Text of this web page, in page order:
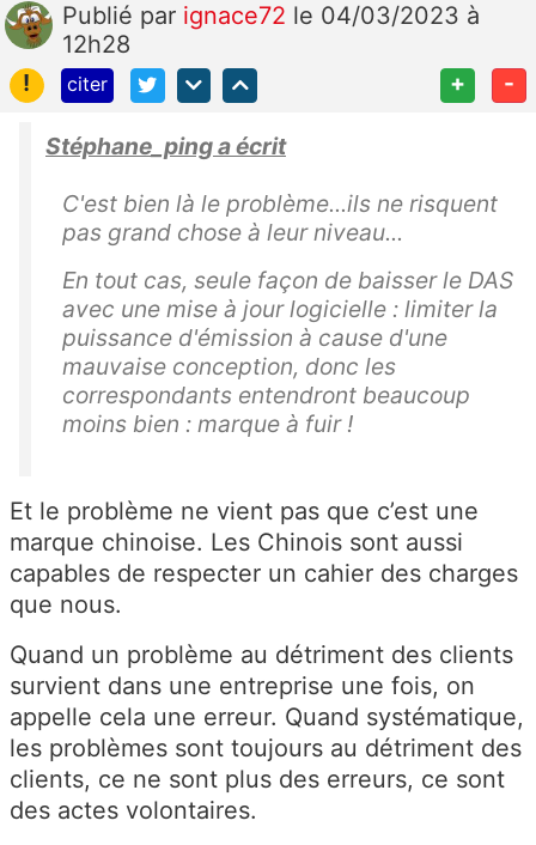
Publié par ignace72 le 04/03/2023 à
12h28
!
citer + -
Stéphane_ping a écrit
C'est bien là le problème...ils ne risquent
pas grand chose à leur niveau...
En tout cas, seule façon de baisser le DAS
avec une mise à jour logicielle : limiter la
puissance d'émission à cause d'une
mauvaise conception, donc les
correspondants entendront beaucoup
moins bien : marque à fuir !
Et le problème ne vient pas que c’est une
marque chinoise. Les Chinois sont aussi
capables de respecter un cahier des charges
que nous.
Quand un problème au détriment des clients
survient dans une entreprise une fois, on
appelle cela une erreur. Quand systématique,
les problèmes sont toujours au détriment des
clients, ce ne sont plus des erreurs, ce sont
des actes volontaires.